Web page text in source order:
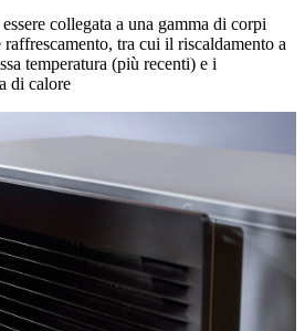
collegata a una gamma di corpi
tra cui il riscaldamento a
temperatura (più recenti) e i
di calore